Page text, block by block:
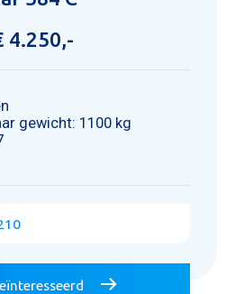
4.250,-
gewicht: 1100 kg